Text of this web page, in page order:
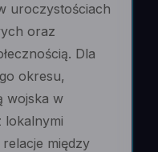
uroczystościach
oraz
Dla
okresu,
wojska w
lokalnymi
między